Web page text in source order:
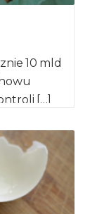
10 mld
[…]